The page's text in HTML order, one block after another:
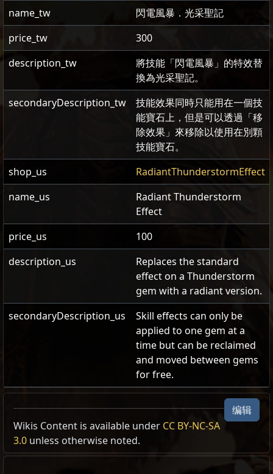
name_tw
閃電風暴．光采聖記
price_tw
300
description_tw
將技能「閃電風暴」的特效替
換為光采聖記。
secondaryDescription_tw
技能效果同時只能用在一個技
能寶石上，但是可以透過「移
除效果」來移除以使用在別顆
技能寶石。
shop_us
RadiantThunderstormEffect
name_us
Radiant Thunderstorm
Effect
price_us
100
description_us
Replaces the standard
effect on a Thunderstorm
gem with a radiant version.
secondaryDescription_us
Skill effects can only be
applied to one gem at a
time but can be reclaimed
and moved between gems
for free.
雷霆风暴外观,电弧
Cost:
将你的雷霆风暴改为辉耀主题。
编辑
Wikis Content is available under CC BY-NC-SA
3.0 unless otherwise noted.